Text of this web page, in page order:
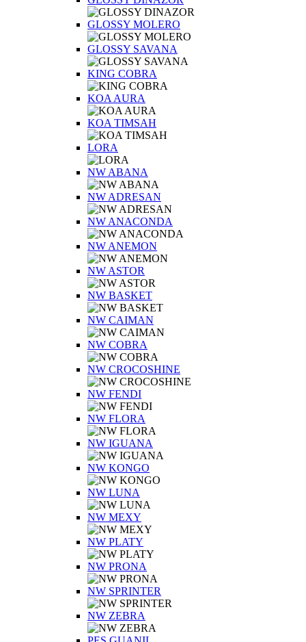
GLOSSY MOLERO
GLOSSY SAVANA
KING COBRA
KOA AURA
KOA TIMSAH
LORA
NW ABANA
NW ADRESAN
NW ANACONDA
NW ANEMON
NW ASTOR
NW BASKET
NW CAIMAN
NW COBRA
NW CROCOSHINE
NW FENDI
NW FLORA
NW IGUANA
NW KONGO
NW LUNA
NW MEXY
NW PLATY
NW PRONA
NW SPRINTER
NW ZEBRA